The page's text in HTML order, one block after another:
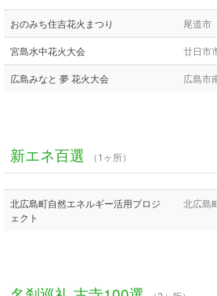
おのみち住吉花火まつり 尾道市
宮島水中花火大会 廿日市
広島みなと 夢 花火大会 広島市
新エネ百選 （1ヶ所）
北広島町自然エネルギー活用プロジ
ェクト
北広島